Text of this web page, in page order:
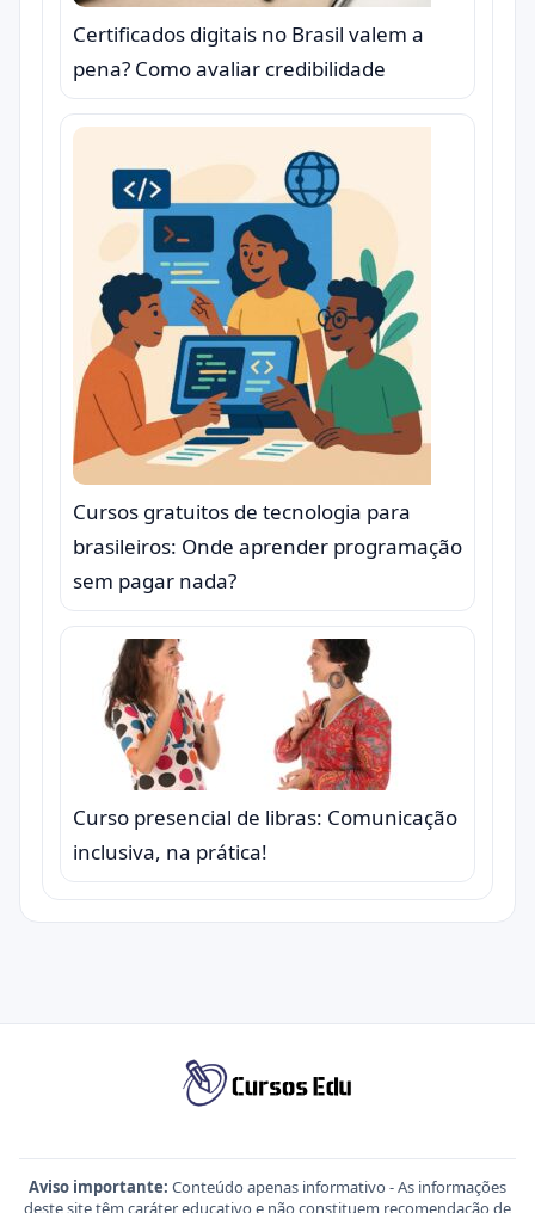
Certificados digitais no Brasil valem a
pena? Como avaliar credibilidade
Cursos gratuitos de tecnologia para
brasileiros: Onde aprender programação
sem pagar nada?
Curso presencial de libras: Comunicação
inclusiva, na prática!
Aviso importante: Conteúdo apenas informativo - As informações
deste site têm caráter educativo e não constituem recomendação de